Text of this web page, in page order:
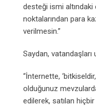
desteği ismi altındaki
noktalarından para
verilmesin.”
Saydan,
“İnternette,
olduğunuz
edilerek, satılan